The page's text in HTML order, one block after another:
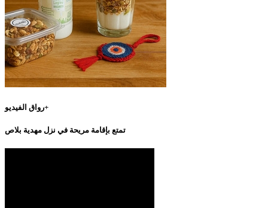
رواق الفيديو+
تمتع بإقامة مريحة في نزل مهدية بلاص